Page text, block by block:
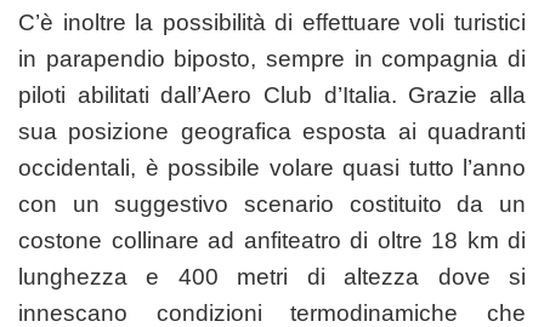
C’è inoltre la possibilità di effettuare voli turistici
in parapendio biposto, sempre in compagnia di
piloti abilitati dall’Aero Club d’Italia. Grazie alla
sua posizione geografica esposta ai quadranti
occidentali, è possibile volare quasi tutto l’anno
con un suggestivo scenario costituito da un
costone collinare ad anfiteatro di oltre 18 km di
lunghezza e 400 metri di altezza dove si
innescano condizioni termodinamiche che